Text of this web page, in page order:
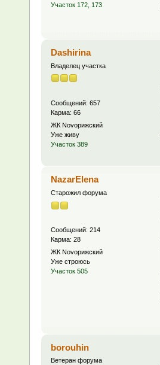
Участок 172, 173
Dashirina
Владелец участка
Сообщений: 657
Карма: 66
ЖК Novoрижский
Уже живу
Участок 389
NazarElena
Старожил форума
Сообщений: 214
Карма: 28
ЖК Novoрижский
Уже строюсь
Участок 505
borouhin
Ветеран форума